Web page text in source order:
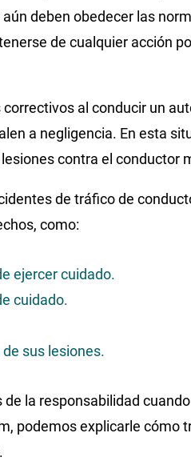
deben obedecer las
de cualquier acción
al conducir un
a negligencia. En esta
contra el conductor
de tráfico de
como:
ejercer cuidado.
cuidado.
sus lesiones.
la responsabilidad
podemos explicarle cómo